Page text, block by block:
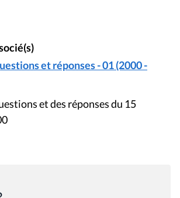
et réponses - 01 (2000 -
et des réponses du 15